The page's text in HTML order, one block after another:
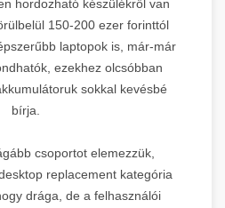
hordozható készülékről van
150-200 ezer forinttól
laptopok is, már-már
ezekhez olcsóbban
sokkal kevésbé
bírja.
csoportot elemezzük,
replacement kategória
drága, de a felhasználói